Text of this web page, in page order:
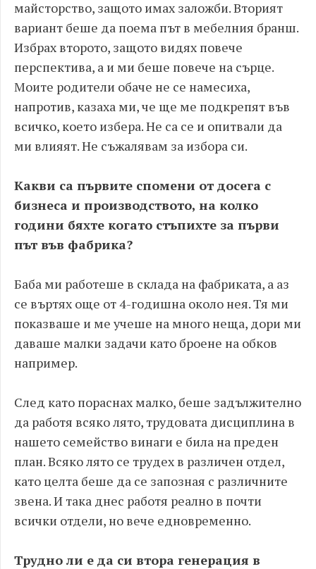
майсторство, защото имах заложби. Вторият
вариант беше да поема път в мебелния бранш.
Избрах второто, защото видях повече
перспектива, а и ми беше повече на сърце.
Моите родители обаче не се намесиха,
напротив, казаха ми, че ще ме подкрепят във
всичко, което избера. Не са се и опитвали да
ми влияят. Не съжалявам за избора си.
Какви са първите спомени от досега с
бизнеса и производството, на колко
години бяхте когато стъпихте за първи
път във фабрика?
Баба ми работеше в склада на фабриката, а аз
се въртях още от 4-годишна около нея. Тя ми
показваше и ме учеше на много неща, дори ми
даваше малки задачи като броене на обков
например.
След като пораснах малко, беше задължително
да работя всяко лято, трудовата дисциплина в
нашето семейство винаги е била на преден
план. Всяко лято се трудех в различен отдел,
като целта беше да се запозная с различните
звена. И така днес работя реално в почти
всички отдели, но вече едновременно.
Трудно ли е да си втора генерация в